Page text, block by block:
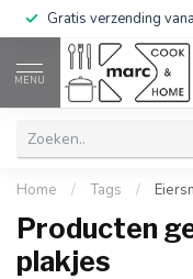
Gratis verzending
MENU
Home / Tags /
Producten
plakjes